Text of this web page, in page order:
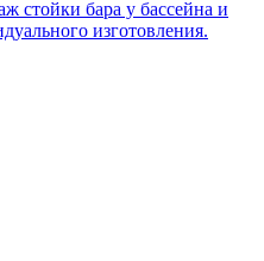
стойки бара у бассейна и
изготовления.